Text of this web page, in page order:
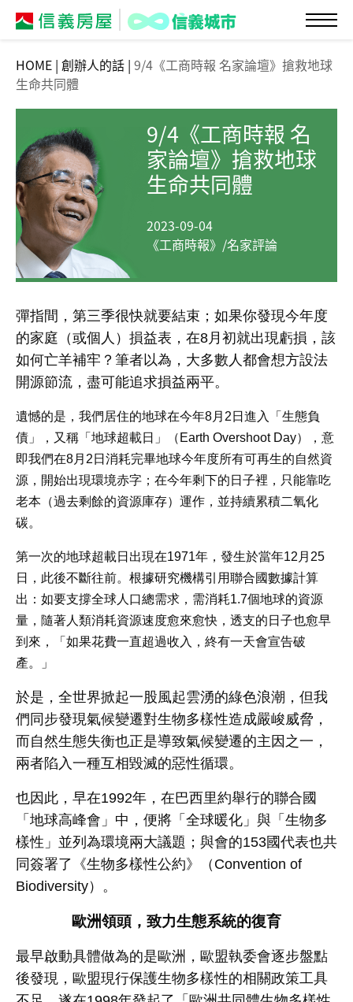
HOME | 創辦人的話 | 9/4《工商時報 名家論壇》搶救地球
生命共同體
9/4《工商時報 名
家論壇》搶救地球
生命共同體
2023-09-04
《工商時報》/名家評論
彈指間，第三季很快就要結束；如果你發現今年度
的家庭（或個人）損益表，在8月初就出現虧損，該
如何亡羊補牢？筆者以為，大多數人都會想方設法
開源節流，盡可能追求損益兩平。
遺憾的是，我們居住的地球在今年8月 2 日進入「生態負
債」，又稱「地球超載日」（ Earth Overshoot Day），意
即我們在8月 2 日消耗完畢地球今年度所有可再生的自然資
源，開始出現環境赤字；在今年剩下的日子裡，只能靠吃
老本（過去剩餘的資源庫存）運作，並持續累積二氧化
碳。
第一次的地球超載日出現在1971年，發生於當年12 月 25
日，此後不斷往前。根據研究機構引用聯合國數據計算
出：如要支撐全球人口總需求，需消耗1.7個地球的資源
量，隨著人類消耗資源速度愈來愈快，透支的日子也愈早
到來，「如果花費一直超過收入，終有一天會宣告破
產。」
於是，全世界掀起一股風起雲湧的綠色浪潮，但我
們同步發現氣候變遷對生物多樣性造成嚴峻威脅，
而自然生態失衡也正是導致氣候變遷的主因之一，
兩者陷入一種互相毀滅的惡性循環。
也因此，早在1992年，在巴西里約舉行的聯合國
「地球高峰會」中，便將「全球暖化」與「生物多
樣性」並列為環境兩大議題；與會的153國代表也共
同簽署了《生物多樣性公約》（ Convention of
Biodiversity）。
歐洲領頭，致力生態系統的復育
最早啟動具體做為的是歐洲，歐盟執委會逐步盤點
後發現，歐盟現行保護生物多樣性的相關政策工具